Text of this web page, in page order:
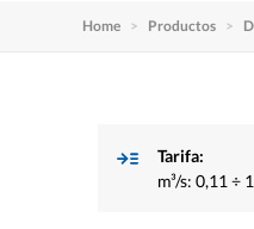
Home Productos
Tarifa:
m³/s: 0,11 ÷